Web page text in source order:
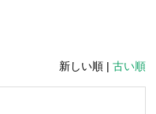
新しい順 | 古い順